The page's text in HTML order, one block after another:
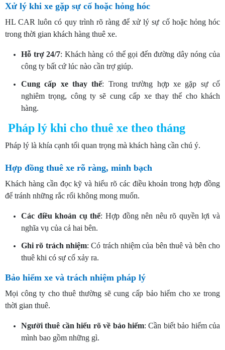
Xử lý khi xe gặp sự cố hoặc hỏng hóc
HL CAR luôn có quy trình rõ ràng để xử lý sự cố hoặc hỏng hóc
trong thời gian khách hàng thuê xe.
Hỗ trợ 24/7: Khách hàng có thể gọi đến đường dây nóng của
công ty bất cứ lúc nào cần trợ giúp.
Cung cấp xe thay thế: Trong trường hợp xe gặp sự cố
nghiêm trọng, công ty sẽ cung cấp xe thay thế cho khách
hàng.
Pháp lý khi cho thuê xe theo tháng
Pháp lý là khía cạnh tối quan trọng mà khách hàng cần chú ý.
Hợp đồng thuê xe rõ ràng, minh bạch
Khách hàng cần đọc kỹ và hiểu rõ các điều khoản trong hợp đồng
để tránh những rắc rối không mong muốn.
Các điều khoản cụ thể: Hợp đồng nên nêu rõ quyền lợi và
nghĩa vụ của cả hai bên.
Ghi rõ trách nhiệm: Có trách nhiệm của bên thuê và bên cho
thuê khi có sự cố xảy ra.
Bảo hiểm xe và trách nhiệm pháp lý
Mọi công ty cho thuê thường sẽ cung cấp bảo hiểm cho xe trong
thời gian thuê.
Người thuê cần hiểu rõ về bảo hiểm: Cần biết bảo hiểm của
mình bao gồm những gì.